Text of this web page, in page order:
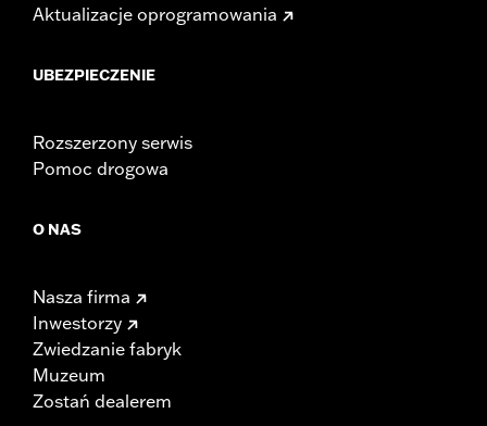
Aktualizacje oprogramowania
UBEZPIECZENIE
Rozszerzony serwis
Pomoc drogowa
O NAS
Nasza firma
Inwestorzy
Zwiedzanie fabryk
Muzeum
Zostań dealerem